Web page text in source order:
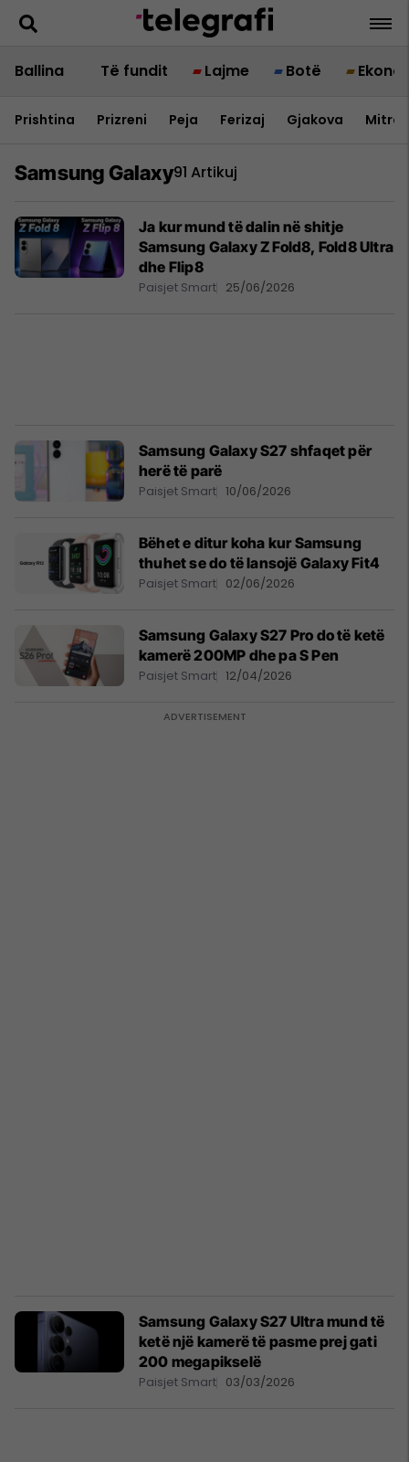
Ballina Të fundit Lajme Botë
Prishtina Prizreni Peja Ferizaj Gjakova
Samsung Galaxy91 Artikuj
Ja kur mund të dalin në shitje
Samsung Galaxy Z Fold8, Fold8 Ultra
dhe Flip8
Paisjet Smart 25/06/2026
Samsung Galaxy S27 shfaqet për
herë të parë
Paisjet Smart 10/06/2026
Bëhet e ditur koha kur Samsung
thuhet se do të lansojë Galaxy Fit4
Paisjet Smart 02/06/2026
Samsung Galaxy S27 Pro do të ketë
kamerë 200MP dhe pa S Pen
Paisjet Smart 12/04/2026
Samsung Galaxy S27 Ultra mund të
ketë një kamerë të pasme prej gati
200 megapikselë
Paisjet Smart 03/03/2026